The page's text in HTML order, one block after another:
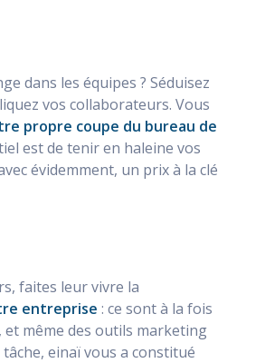
dans les équipes ? Séduisez
vos collaborateurs. Vous
propre coupe du bureau de
est de tenir en haleine vos
évidemment, un prix à la clé
faites leur vivre la
entreprise : ce sont à la fois
et même des outils marketing
einaï vous a constitué